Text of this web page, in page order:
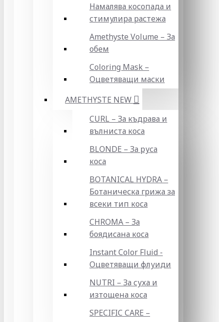
Намалява косопада и
стимулира растежа
Amethyste Volume – За
обем
Coloring Mask –
Оцветяващи маски
AMETHYSTE NEW
CURL – За къдрава и
вълниста коса
BLONDE – За руса
коса
BOTANICAL HYDRA –
Ботаническа грижа за
всеки тип коса
CHROMA – За
боядисана коса
Instant Color Fluid -
Оцветяващи флуиди
NUTRI – За суха и
изтощена коса
SPECIFIC CARE –